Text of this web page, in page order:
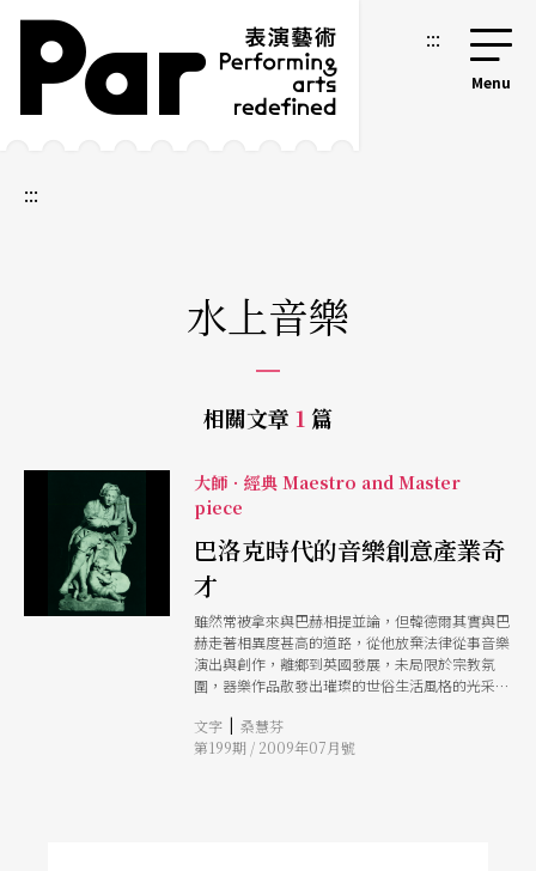
跳到主要內容區塊
網站導覽 :::
:::
水上音樂
相關文章 1 篇
大師．經典 Maestro and Master
piece
巴洛克時代的音樂創意產業奇
才
雖然常被拿來與巴赫相提並論，但韓德爾其實與巴
赫走著相異度甚高的道路，從他放棄法律從事音樂
演出與創作，離鄉到英國發展，未局限於宗教氛
圍，器樂作品散發出璀璨的世俗生活風格的光采，
風格，可說是巴洛克時代的音樂創意產業奇才。
文字 | 桑慧芬
第199期 / 2009年07月號